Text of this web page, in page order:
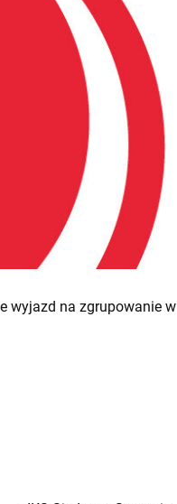
wyjazd na zgrupowanie w